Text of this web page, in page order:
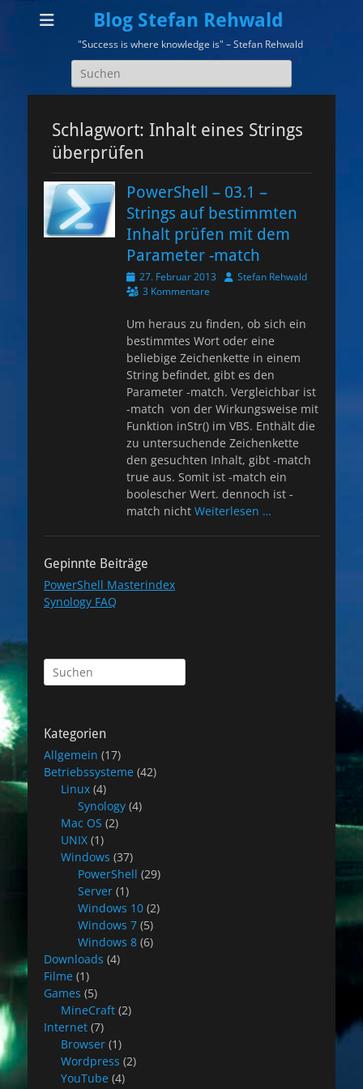
Blog Stefan Rehwald
"Success is where knowledge is" – Stefan Rehwald
Suchen
nach:
Schlagwort: Inhalt eines Strings
überprüfen
PowerShell – 03.1 –
Strings auf bestimmten
Inhalt prüfen mit dem
Parameter -match
Veröffentlicht
am
27. Februar 2013 AutorStefan Rehwald
3 Kommentare
Um heraus zu finden, ob sich ein
bestimmtes Wort oder eine
beliebige Zeichenkette in einem
String befindet, gibt es den
Parameter -match. Vergleichbar ist
-match von der Wirkungsweise mit
Funktion inStr() im VBS. Enthält die
zu untersuchende Zeichenkette
den gesuchten Inhalt, gibt -match
true aus. Somit ist -match ein
boolescher Wert. dennoch ist -
match nicht Weiterlesen …
Gepinnte Beiträge
PowerShell Masterindex
Synology FAQ
Suchen
nach:
Kategorien
Allgemein (17)
Betriebssysteme (42)
Linux (4)
Synology (4)
Mac OS (2)
UNIX (1)
Windows (37)
PowerShell (29)
Server (1)
Windows 10 (2)
Windows 7 (5)
Windows 8 (6)
Downloads (4)
Filme (1)
Games (5)
MineCraft (2)
Internet (7)
Browser (1)
Wordpress (2)
YouTube (4)